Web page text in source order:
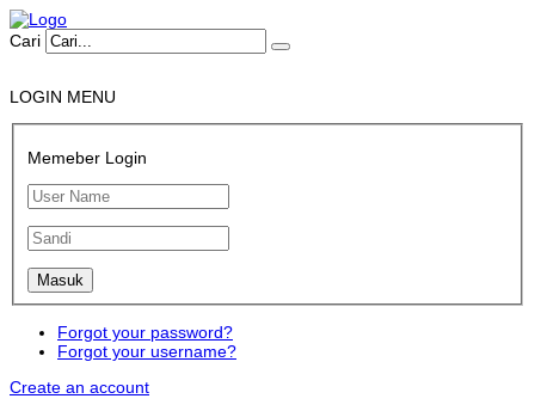
Cari
LOGIN MENU
Memeber Login
Forgot your password?
Forgot your username?
Create an account